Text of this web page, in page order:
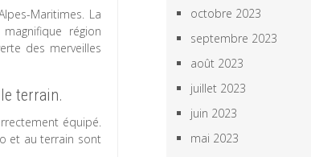
Maritimes. La
région
des merveilles
terrain.
équipé.
et au terrain sont
octobre 2023
septembre 2023
août 2023
juillet 2023
juin 2023
mai 2023